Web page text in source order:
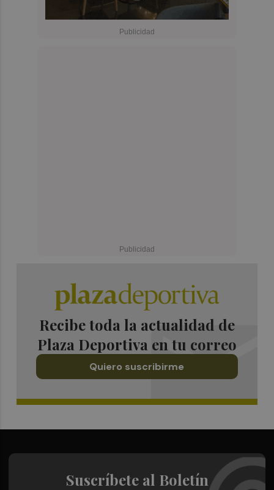
Recibe toda la actualidad de
Plaza Deportiva en tu correo
Quiero suscribirme
Suscríbete al Boletín